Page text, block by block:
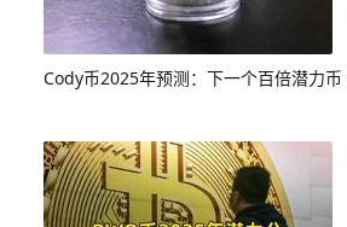
Cody币2025年预测：下一个百倍潜力币